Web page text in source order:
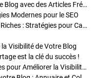
Stratégies de Publication : Boostez Votre Blog avec des Articles Fréquents et Exclusifs
Modernes pour le SEO
Enrichir Vos Articles avec des Contenus Riches : Stratégies pour Captiver et Optimiser
Visibilité de Votre Blog
est la clé du succès !
Optimisation SEO des Articles : Stratégies pour Améliorer la Visibilité de Votre Blog